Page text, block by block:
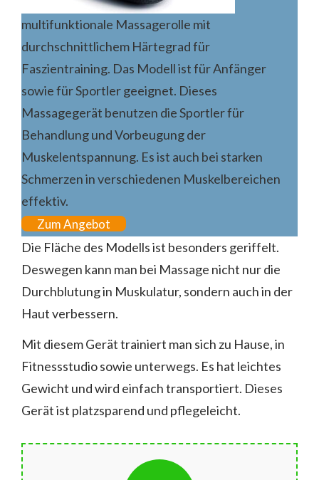
multifunktionale Massagerolle mit
durchschnittlichem Härtegrad für
Faszientraining. Das Modell ist für Anfänger
sowie für Sportler geeignet. Dieses
Massagegerät benutzen die Sportler für
Behandlung und Vorbeugung der
Muskelentspannung. Es ist auch bei starken
Schmerzen in verschiedenen Muskelbereichen
effektiv.
Zum Angebot
Die Fläche des Modells ist besonders geriffelt.
Deswegen kann man bei Massage nicht nur die
Durchblutung in Muskulatur, sondern auch in der
Haut verbessern.
Mit diesem Gerät trainiert man sich zu Hause, in
Fitnessstudio sowie unterwegs. Es hat leichtes
Gewicht und wird einfach transportiert. Dieses
Gerät ist platzsparend und pflegeleicht.